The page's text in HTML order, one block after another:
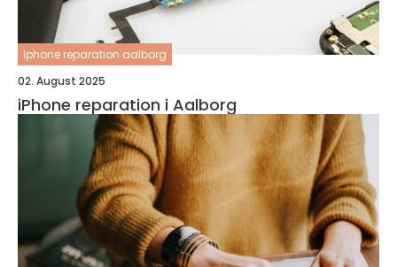
Iphone reparation aalborg
02. August 2025
iPhone reparation i Aalborg